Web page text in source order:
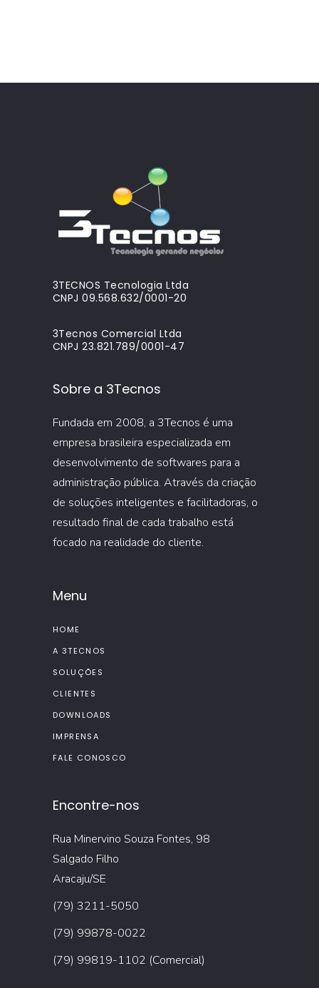
3TECNOS Tecnologia Ltda
CNPJ 09.568.632/0001-20
3Tecnos Comercial Ltda
CNPJ 23.821.789/0001-47
Sobre a 3Tecnos
Fundada em 2008, a 3Tecnos é uma
empresa brasileira especializada em
desenvolvimento de softwares para a
administração pública. Através da criação
de soluções inteligentes e facilitadoras, o
resultado final de cada trabalho está
focado na realidade do cliente.
Menu
HOME
A 3TECNOS
SOLUÇÕES
CLIENTES
DOWNLOADS
IMPRENSA
FALE CONOSCO
Encontre-nos
Rua Minervino Souza Fontes, 98
Salgado Filho
Aracaju/SE
(79) 3211-5050
(79) 99878-0022
(79) 99819-1102 (Comercial)